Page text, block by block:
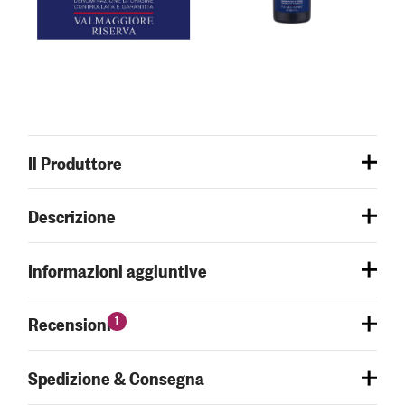
Il Produttore
Descrizione
Informazioni aggiuntive
Recensioni1
Spedizione & Consegna